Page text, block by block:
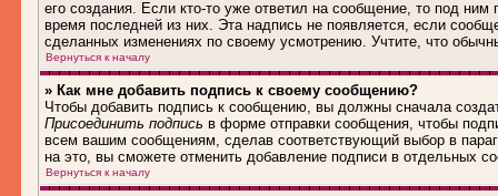
его создания. Если кто-то уже ответил на сообщение, то под
время последней из них. Эта надпись не появляется, если
сделанных изменениях по своему усмотрению. Учтите, что
Вернуться к началу
» Как мне добавить подпись к своему сообщению?
Чтобы добавить подпись к сообщению, вы должны сначала
Присоединить подпись в форме отправки сообщения, чтобы
всем вашим сообщениям, сделав соответствующий выбор в
на это, вы сможете отменить добавление подписи в отдельных
Вернуться к началу